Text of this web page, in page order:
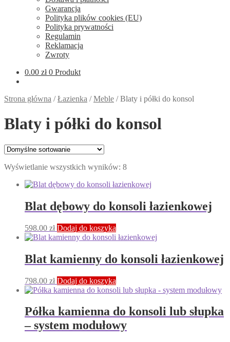
Gwarancja
Polityka plików cookies (EU)
Polityka prywatności
Regulamin
Reklamacja
Zwroty
0.00 zł 0 Produkt
Strona główna /Łazienka /Meble /Blaty i półki do konsol
Blaty i półki do konsol
Wyświetlanie wszystkich wyników: 8
Blat dębowy do konsoli łazienkowej
598.00 zł Dodaj do koszyka
Blat kamienny do konsoli łazienkowej
798.00 zł Dodaj do koszyka
Półka kamienna do konsoli lub słupka
– system modułowy